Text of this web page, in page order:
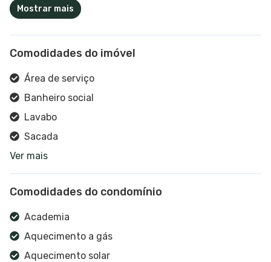
Mostrar mais
Comodidades do imóvel
Área de serviço
Banheiro social
Lavabo
Sacada
Vista panorâmica
Sala de jantar
Estar social
Espera para split
Cozinha
Ver mais
Comodidades do condomínio
Academia
Aquecimento a gás
Aquecimento solar